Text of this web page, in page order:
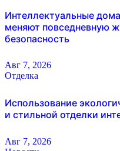
Интеллектуальные
меняют повседневную
безопасность
Авг 7, 2026
Отделка
Использование
и стильной отделки
Авг 7, 2026